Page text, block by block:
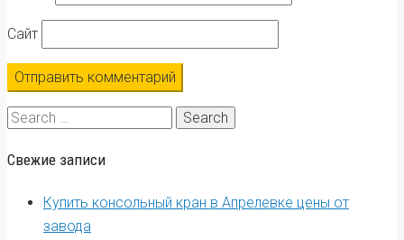
Сайт
Search
Свежие записи
Купить консольный кран в Апрелевке цены от
завода